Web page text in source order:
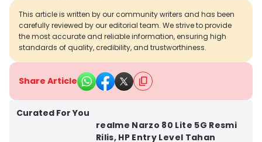
This article is written by our community writers and has been
carefully reviewed by our editorial team. We strive to provide
the most accurate and reliable information, ensuring high
standards of quality, credibility, and trustworthiness.
Share Article
Curated For You
realme Narzo 80 Lite 5G Resmi
Rilis, HP Entry Level Tahan